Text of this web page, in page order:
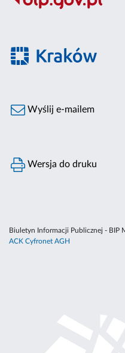
Wyślij e-mailem
Wersja do druku
Biuletyn Informacji Publicznej - BIP
ACK Cyfronet AGH